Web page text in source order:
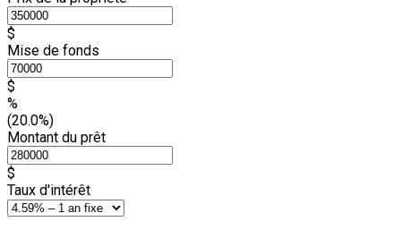
$
Mise de fonds
$
%
(20.0%)
Montant du prêt
$
Taux d'intérêt